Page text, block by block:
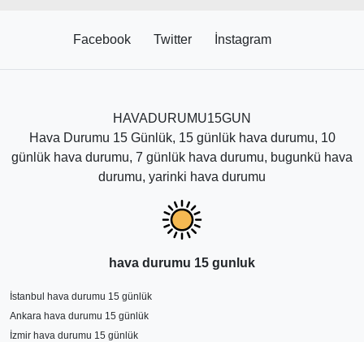
Facebook Twitter İnstagram
HAVADURUMU15GUN
Hava Durumu 15 Günlük, 15 günlük hava durumu, 10
günlük hava durumu, 7 günlük hava durumu, bugunkü hava
durumu, yarinki hava durumu
hava durumu 15 gunluk
İstanbul hava durumu 15 günlük
Ankara hava durumu 15 günlük
İzmir hava durumu 15 günlük